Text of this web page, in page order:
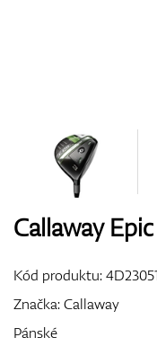
Callaway
Kód produktu:
Značka:Callaway
Pánské